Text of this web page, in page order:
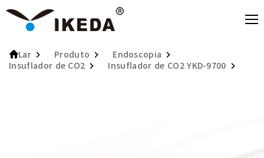
Lar Produto
Endoscopia
Insuflador de CO2
Insuflador de CO2 YKD-9700